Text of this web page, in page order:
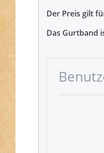
Der Preis gilt
Das Gurtband